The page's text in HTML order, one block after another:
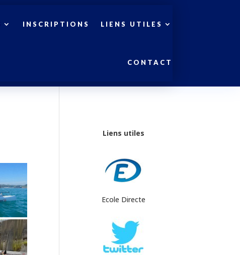
INSCRIPTIONS LIENS UTILES
CONTACT
Liens utiles
Ecole Directe